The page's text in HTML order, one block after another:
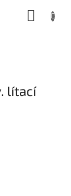
lítací